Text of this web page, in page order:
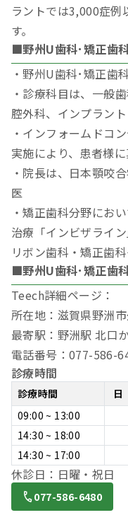
ラントでは3,000症例
す。
■野州U歯科･矯正歯
・野州U歯科･矯正歯
・診療科目は、一般
腔外科、インプラン
・インフォームドコ
実施により、患者様
・院長は、日本顎咬
医
・矯正歯科分野にお
治療「インビザライ
リボン歯科・矯正歯
■野州U歯科･矯正歯
Teech詳細ページ：
所在地：滋賀県野洲
最寄駅：野洲駅 北口
電話番号：077-586-
診療時間
診療時間 日
09:00 ~ 13:00
14:30 ~ 18:00
14:30 ~ 17:00
休診日：日曜・祝日
077-586-6480